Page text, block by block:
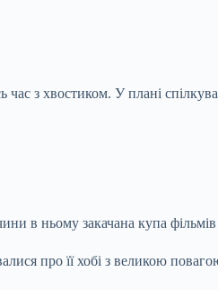
час з хвостиком. У плані
в ньому закачана купа
про її хобі з великою